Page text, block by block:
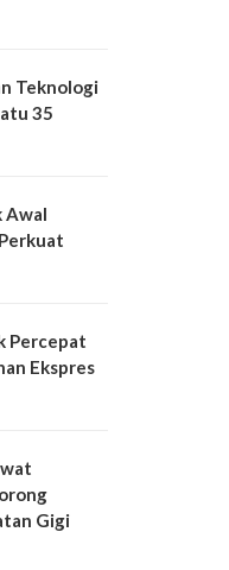
Teknologi
35
Awal
Percepat
Ekspres
Gigi